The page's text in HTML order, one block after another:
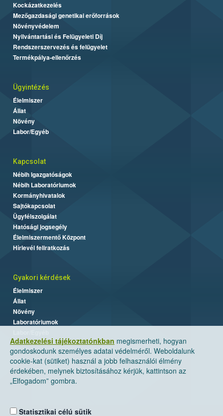
Adatkezelési tájékoztatónkban megismerheti, hogyan
gondoskodunk személyes adatai védelméről. Weboldalunk
cookie-kat (sütiket) használ a jobb felhasználói élmény
érdekében, melynek biztosításához kérjük, kattintson az
„Elfogadom” gombra.
Statisztikai célú sütik
Kockázatkezelés
Mezőgazdasági genetikai erőforrások
Növényvédelem
Nyilvántartási és Felügyeleti Díj
Rendszerszervezés és felügyelet
Termékpálya-ellenőrzés
Ügyintézés
Élelmiszer
Állat
Növény
Labor/Egyéb
Kapcsolat
Nébih Igazgatóságok
Nébih Laboratóriumok
Kormányhivatalok
Sajtókapcsolat
Ügyfélszolgálat
Hatósági jogsegély
Élelmiszermentő Központ
Hírlevél feliratkozás
Gyakori kérdések
Élelmiszer
Állat
Növény
Laboratóriumok